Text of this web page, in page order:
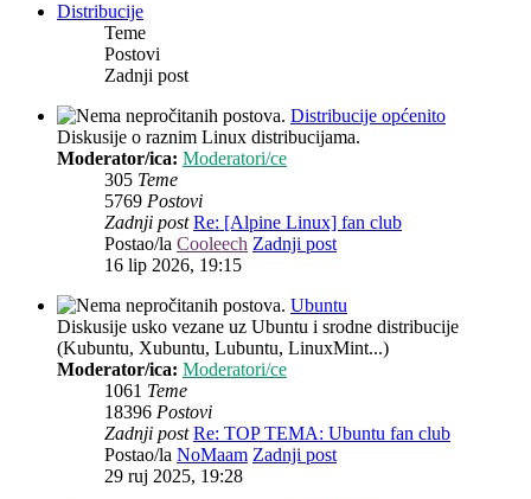
Distribucije
Teme
Postovi
Zadnji post
Distribucije općenito
Diskusije o raznim Linux distribucijama.
Moderator/ica: Moderatori/ce
305 Teme
5769 Postovi
Zadnji post Re: [Alpine Linux] fan club
Postao/la Cooleech Zadnji post
16 lip 2026, 19:15
Ubuntu
Diskusije usko vezane uz Ubuntu i srodne distribucije
(Kubuntu, Xubuntu, Lubuntu, LinuxMint...)
Moderator/ica: Moderatori/ce
1061 Teme
18396 Postovi
Zadnji post Re: TOP TEMA: Ubuntu fan club
Postao/la NoMaam Zadnji post
29 ruj 2025, 19:28